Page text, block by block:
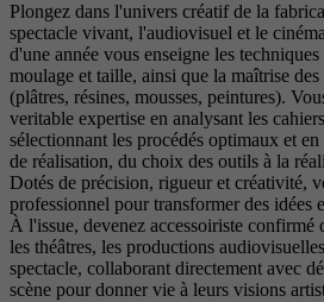
Plongez dans l'univers créatif de la
spectacle vivant, l'audiovisuel et le
d'une année vous enseigne les
moulage et taille, ainsi que la maîtrise
(plâtres, résines, mousses, peintures).
veritable expertise en analysant les
sélectionnant les procédés optimaux et
de réalisation, du choix des outils à la
Dotés de précision, rigueur et créativité,
professionnel pour transformer des idées
À l'issue, devenez accessoiriste confirmé
les théâtres, les productions
spectacle, collaborant directement avec
scène pour donner vie à leurs visions